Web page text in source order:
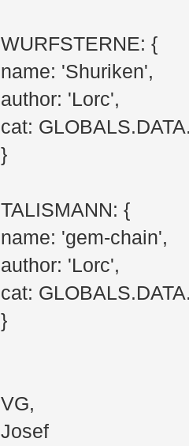
WURFSTERNE: {
name: 'Shuriken',
author: 'Lorc',
cat:
}
TALISMANN: {
name: 'gem-chain',
author: 'Lorc',
cat:
}
VG,
Josef